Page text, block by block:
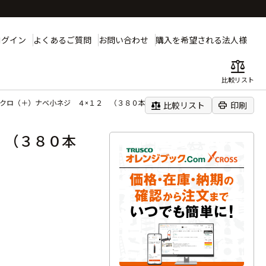
イン よくあるご質問 お問い合わせ 購入を希望される法人様
balance
比較リスト
ロ（＋）ナベ小ネジ ４×１２ （３８０本入）
balance 比較リスト print 印刷
３８０本